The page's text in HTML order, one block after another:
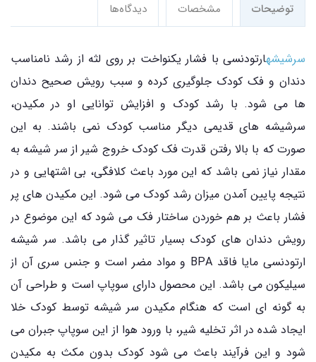
توضیحات مشخصات دیدگاه‌ها
سرشیشهارتودنسی با فشار یکنواخت بر روی لثه از رشد نامناسب
دندان و فک کودک جلوگیری کرده و سبب رویش صحیح دندان
ها می شود. با رشد کودک و افزایش توانایی او در مکیدن،
سرشیشه های قدیمی دیگر مناسب کودک نمی باشند. به این
صورت که با بالا رفتن قدرت فک کودک خروج شیر از سر شیشه به
مقدار نیاز نمی باشد که این مورد باعث کلافگی، بی اشتهایی و در
نتیجه پایین آمدن میزان رشد کودک می شود. این مکیدن های پر
فشار باعث بر هم خوردن ساختار فک می شود که این موضوع در
رویش دندان های کودک بسیار تاثیر گذار می باشد. سر شیشه
ارتودنسی مایا فاقد BPA و مواد مضر است و جنس سری آن از
سیلیکون می باشد. این محصول دارای سوپاپ است و طراحی آن
به گونه ای است که هنگام مکیدن سر شیشه توسط کودک خلا
ایجاد شده در اثر تخلیه شیر، با ورود هوا از این سوپاپ جبران می
شود و این فرآیند باعث می شود کودک بدون مکث به مکیدن